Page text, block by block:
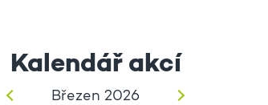
Kalendář akcí
Březen 2026